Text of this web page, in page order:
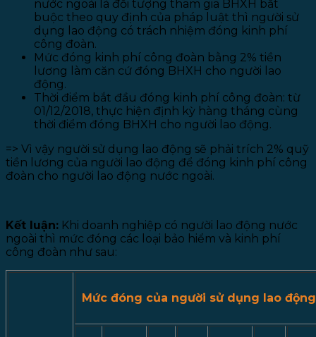
nước ngoài là đối tượng tham gia BHXH bắt
buộc theo quy định của pháp luật thì người sử
dụng lao động có trách nhiệm đóng kinh phí
công đoàn.
Mức đóng kinh phí công đoàn bằng 2% tiền
lương làm căn cứ đóng BHXH cho người lao
động.
Thời điểm bắt đầu đóng kinh phí công đoàn: từ
01/12/2018, thực hiện định kỳ hàng tháng cùng
thời điểm đóng BHXH cho người lao động.
=> Vì vậy người sử dụng lao động sẽ phải trích 2% quỹ
tiền lương của người lao động để đóng kinh phí công
đoàn cho người lao động nước ngoài.
Kết luận: Khi doanh nghiệp có người lao động nước
ngoài thì mức đóng các loại bảo hiểm và kinh phí
công đoàn như sau:
Mức đóng của người sử dụng lao động